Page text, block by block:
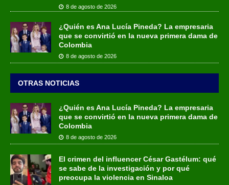
8 de agosto de 2026
¿Quién es Ana Lucía Pineda? La empresaria
que se convirtió en la nueva primera dama de
Colombia
8 de agosto de 2026
OTRAS NOTICIAS
¿Quién es Ana Lucía Pineda? La empresaria
que se convirtió en la nueva primera dama de
Colombia
8 de agosto de 2026
El crimen del influencer César Gastélum: qué
se sabe de la investigación y por qué
preocupa la violencia en Sinaloa